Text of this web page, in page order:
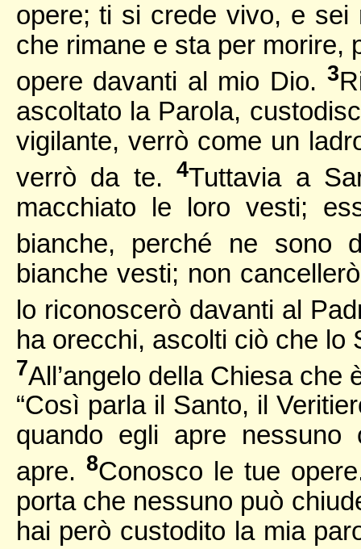
opere; ti si crede vivo, e
che rimane e sta per morire,
opere davanti al mio Dio. 3
ascoltato la Parola,
vigilante, verrò come un
verrò da te.4Tuttavia a
macchiato le loro vesti;
bianche, perché ne sono
bianche vesti; non
lo riconoscerò davanti al
ha orecchi, ascolti ciò che lo
7All’angelo della Chiesa che
“Così parla il Santo, il
quando egli apre nessuno
apre. 8Conosco le tue
porta che nessuno può
hai però custodito la mia